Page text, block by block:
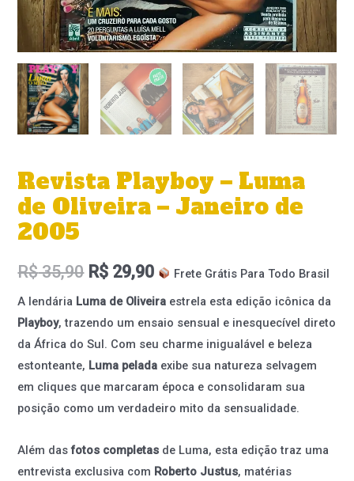
Revista Playboy – Luma
de Oliveira – Janeiro de
2005
R$35,90 R$ 29,90
Frete Grátis Para Todo Brasil
A lendária Luma de Oliveira estrela esta edição icônica da
Playboy, trazendo um ensaio sensual e inesquecível direto
da África do Sul. Com seu charme inigualável e beleza
estonteante, Luma pelada exibe sua natureza selvagem
em cliques que marcaram época e consolidaram sua
posição como um verdadeiro mito da sensualidade.
Além dasfotos completas de Luma, esta edição traz uma
entrevista exclusiva com Roberto Justus, matérias